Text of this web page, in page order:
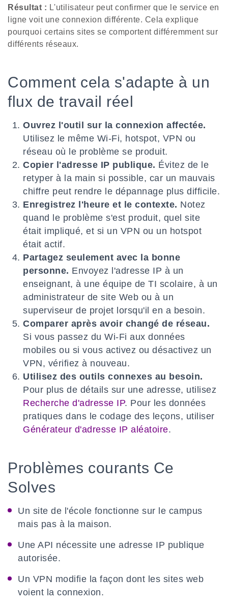
Résultat : L'utilisateur peut confirmer que le service en
ligne voit une connexion différente. Cela explique
pourquoi certains sites se comportent différemment sur
différents réseaux.
Comment cela s'adapte à un
flux de travail réel
Ouvrez l'outil sur la connexion affectée.
Utilisez le même Wi-Fi, hotspot, VPN ou
réseau où le problème se produit.
Copier l'adresse IP publique. Évitez de le
retyper à la main si possible, car un mauvais
chiffre peut rendre le dépannage plus difficile.
Enregistrez l'heure et le contexte. Notez
quand le problème s'est produit, quel site
était impliqué, et si un VPN ou un hotspot
était actif.
Partagez seulement avec la bonne
personne. Envoyez l'adresse IP à un
enseignant, à une équipe de TI scolaire, à un
administrateur de site Web ou à un
superviseur de projet lorsqu'il en a besoin.
Comparer après avoir changé de réseau.
Si vous passez du Wi-Fi aux données
mobiles ou si vous activez ou désactivez un
VPN, vérifiez à nouveau.
Utilisez des outils connexes au besoin.
Pour plus de détails sur une adresse, utilisez
Recherche d'adresse IP. Pour les données
pratiques dans le codage des leçons, utiliser
Générateur d'adresse IP aléatoire.
Problèmes courants Ce
Solves
Un site de l'école fonctionne sur le campus
mais pas à la maison.
Une API nécessite une adresse IP publique
autorisée.
Un VPN modifie la façon dont les sites web
voient la connexion.